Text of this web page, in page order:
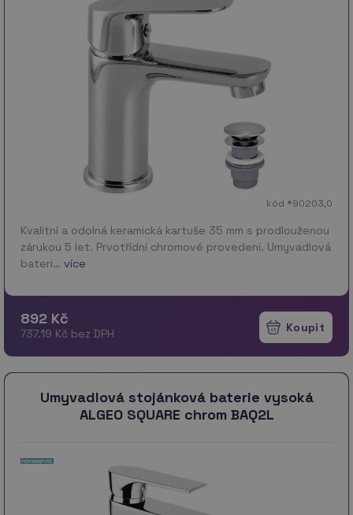
kód *90203,0
Kvalitní a odolná keramická kartuše 35 mm s prodlouženou
zárukou 5 let. Prvotřídní chromové provedení. Umyvadlová
bateri… více
892 Kč
737.19 Kč bez DPH
Umyvadlová stojánková baterie vysoká
ALGEO SQUARE chrom BAQ2L